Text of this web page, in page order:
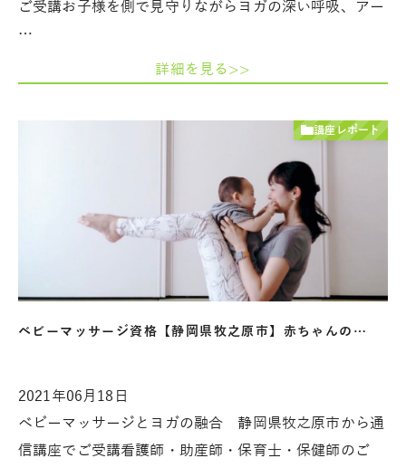
ご受講お子様を側で見守りながらヨガの深い呼吸、アー
…
詳細を見る>>
講座レポート
ベビーマッサージ資格【静岡県牧之原市】赤ちゃんの…
2021年06月18日
ベビーマッサージとヨガの融合 静岡県牧之原市から通
信講座でご受講看護師・助産師・保育士・保健師のご